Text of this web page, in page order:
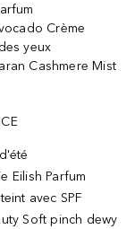
Crème
yeux
Cashmere Mist
Eilish Parfum
avec SPF
Soft pinch dewy